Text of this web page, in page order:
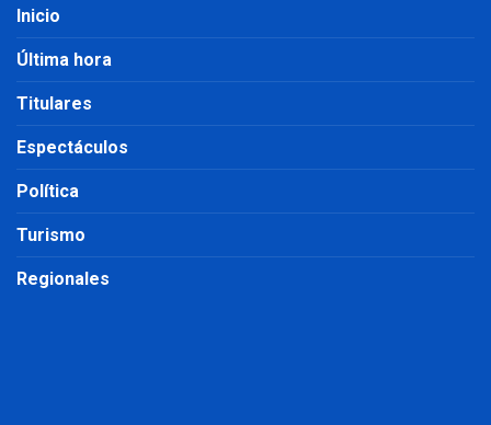
Inicio
Última hora
Titulares
Espectáculos
Política
Turismo
Regionales